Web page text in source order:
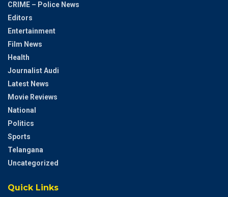
CRIME – Police News
Editors
Entertainment
Film News
Health
Journalist Audi
Latest News
Movie Reviews
National
Politics
Sports
Telangana
Uncategorized
Quick Links